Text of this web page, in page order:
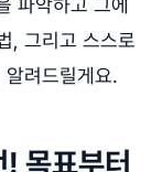
파악하고 그에
, 그리고 스스로
려드릴게요.
목표부터